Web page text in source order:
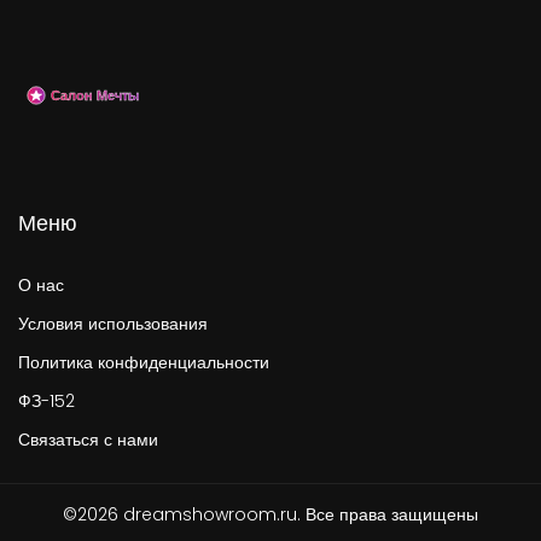
Меню
О нас
Условия использования
Политика конфиденциальности
ФЗ-152
Связаться с нами
©2026 dreamshowroom.ru. Все права защищены